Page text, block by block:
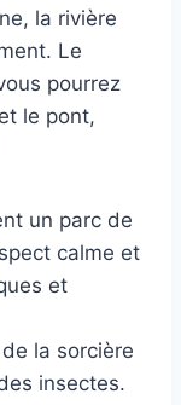
la rivière
Le
pourrez
le pont,
un parc de
calme et
et
la sorcière
insectes.